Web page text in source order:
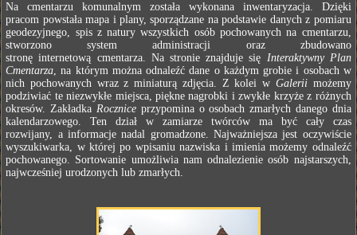
Na cmentarzu komunalnym została wykonana inwentaryzacja. Dzięki
pracom powstała mapa i plany, sporządzane na podstawie danych z pomiaru
geodezyjnego, spis z natury wszystkich osób pochowanych na cmentarzu,
stworzono system administracji oraz zbudowano
stronę internetową cmentarza. Na stronie znajduje się Interaktywny Plan
Cmentarza, na którym można odnaleźć dane o każdym grobie i osobach w
nich pochowanych wraz z miniaturą zdjęcia. Z kolei w Galerii możemy
podziwiać te niezwykłe miejsca, piękne nagrobki i zwykłe krzyże z różnych
okresów. Zakładka Roczniceprzypomina o osobach zmarłych danego dnia
kalendarzowego. Ten dział w zamiarze twórców ma być cały czas
rozwijany, a informacje nadal gromadzone. Najważniejsza jest oczywiście
wyszukiwarka, w której po wpisaniu nazwiska i imienia możemy odnaleźć
pochowanego. Sortowanie umożliwia nam odnalezienie osób najstarszych,
najwcześniej urodzonych lub zmarłych.